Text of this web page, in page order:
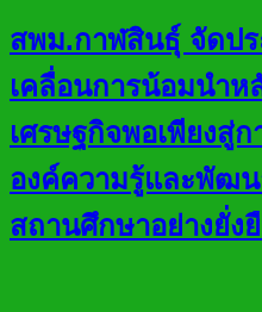
สพม.กาฬสินธุ์ จัดป
เคลื่อนการน้อมนำ
เศรษฐกิจพอเพียงสู่
องค์ความรู้และพัฒน
สถานศึกษาอย่างยั่ง